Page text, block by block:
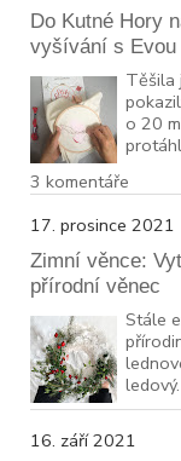
Do Kutné Hory
vyšívání s Evou
Těšila
o 20
3 komentáře
17. prosince 2021
Zimní věnce:
přírodní věnec
Stále
ledový.
16. září 2021